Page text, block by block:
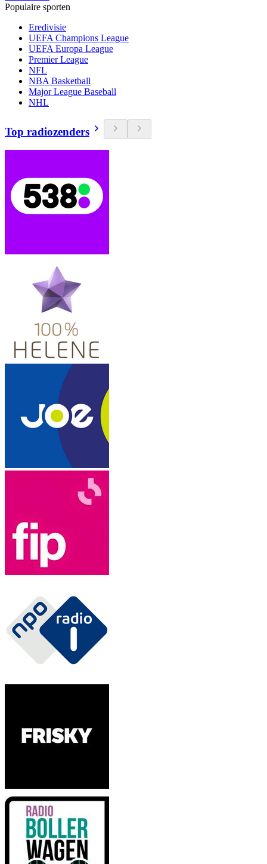
Populaire sporten
Eredivisie
UEFA Champions League
UEFA Europa League
Premier League
NFL
NBA Basketball
Major League Baseball
NHL
Top radiozenders